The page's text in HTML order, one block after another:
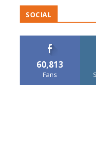
SOCIAL
60,813
Fans